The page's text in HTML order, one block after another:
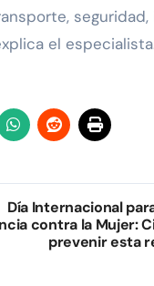
el
Día Internacional
contra la Mujer:
prevenir esta